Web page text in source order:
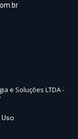
e Soluções LTDA -